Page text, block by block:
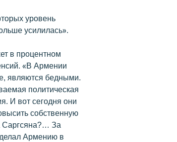
уровень
усилилась».
в процентном
«В Армении
являются бедными.
политическая
И вот сегодня они
собственную
Саргсяна?… За
Армению в